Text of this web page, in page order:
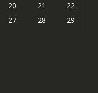
20 21
22
27 28
29